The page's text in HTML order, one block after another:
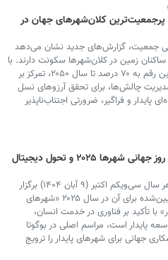
پرجمعیت‌ترین کلان‌شهرهای جهان در
جمعیت، گزارش‌های جدید نشان می‌دهد
زمین در کلان‌شهرها سکونت دارند. با
پیش‌بینی رسیدن این رقم به ۷۰ درصد تا سال ۲۰۵۰، تمرکز بر
چالش‌ها، برای تحقق آرزوهای نسل
پایدار و فراگیر، ضرورتی اجتناب‌ناپذیر
روز جهانی شهرها ۲۰۲۵ و تحول دیجیتال
روز جهانی شهرها هر سال سی‌ویکم اکتبر (۹ آبان ۱۴۰۴) برگزار
می‌شود و شعار تعیین‌شده برای آن در سال ۲۰۲۵ «شهرهای
تأکید بر فناوری در خدمت انسان،
پایدار است، مراسم اصلی در بوگوتا
جهانی برای شهرهای پایدار را ترویج